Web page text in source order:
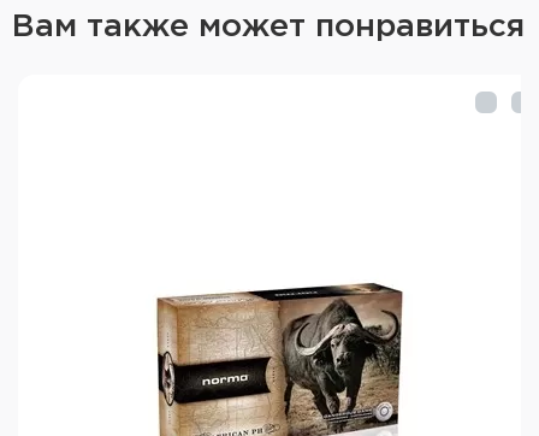
Вам также может понравиться